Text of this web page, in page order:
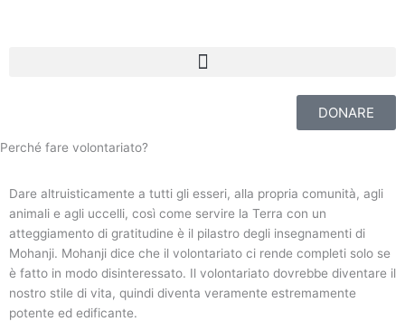
DONARE
Perché fare volontariato?
Dare altruisticamente a tutti gli esseri, alla propria comunità, agli
animali e agli uccelli, così come servire la Terra con un
atteggiamento di gratitudine è il pilastro degli insegnamenti di
Mohanji. Mohanji dice che il volontariato ci rende completi solo se
è fatto in modo disinteressato. Il volontariato dovrebbe diventare il
nostro stile di vita, quindi diventa veramente estremamente
potente ed edificante.